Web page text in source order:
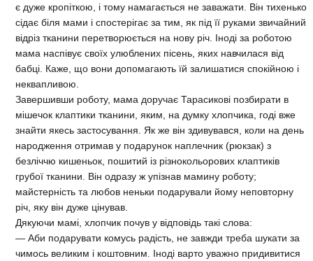
є дуже кропіткою, і тому намагається не заважати. Він тихенько
сідає біля мами і спостерігає за тим, як під її руками звичайний
відріз тканини перетворюється на нову річ. Іноді за роботою
мама наспівує своїх улюблених пісень, яких навчилася від
бабці. Каже, що вони допомагають їй залишатися спокійною і
неквапливою.
Завершивши роботу, мама доручає Тарасикові позбирати в
мішечок клаптики тканини, яким, на думку хлопчика, годі вже
знайти якесь застосування. Як же він здивувався, коли на день
народження отримав у подарунок наплечник (рюкзак) з
безліччю кишеньок, пошитий із різнокольорових клаптиків
грубої тканини. Він одразу ж упізнав мамину роботу;
майстерність та любов неньки подарували йому неповторну
річ, яку він дуже цінував.
Дякуючи мамі, хлопчик почув у відповідь такі слова:
— Аби подарувати комусь радість, не завжди треба шукати за
чимось великим і коштовним. Іноді варто уважно придивитися